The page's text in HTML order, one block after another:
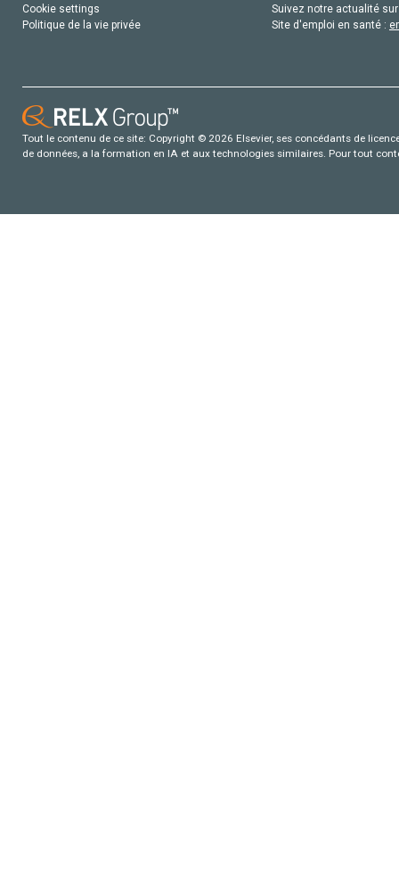
Cookie settings
Politique de la vie privée
Suivez notre actualité
Site d'emploi en santé :
Tout le contenu de ce site: Copyright © 2026 Elsevier, ses concédants de
de données, a la formation en IA et aux technologies similaires. Pour tout